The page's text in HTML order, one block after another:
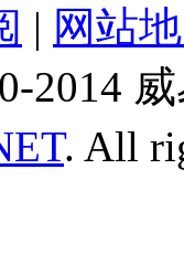
| 网站
2014
. All